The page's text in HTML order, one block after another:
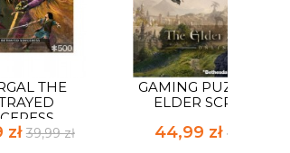
THE
zł 39,99 zł
GAMING PUZZLE:
ELDER SCROLLS...
44,99 zł49,99 zł